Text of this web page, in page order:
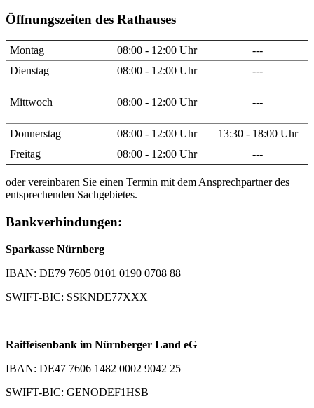
Öffnungszeiten des Rathauses
Montag 08:00 - 12:00 Uhr
---
Dienstag
08:00 - 12:00 Uhr ---
Mittwoch 08:00 - 12:00 Uhr ---
Donnerstag 08:00 - 12:00 Uhr
13:30 - 18:00 Uhr
Freitag
08:00 - 12:00 Uhr ---
oder vereinbaren Sie einen Termin mit dem Ansprechpartner des
entsprechenden Sachgebietes.
Bankverbindungen:
Sparkasse Nürnberg
IBAN: DE79 7605 0101 0190 0708 88
SWIFT-BIC: SSKNDE77XXX
Raiffeisenbank im Nürnberger Land eG
IBAN: DE47 7606 1482 0002 9042 25
SWIFT-BIC: GENODEF1HSB